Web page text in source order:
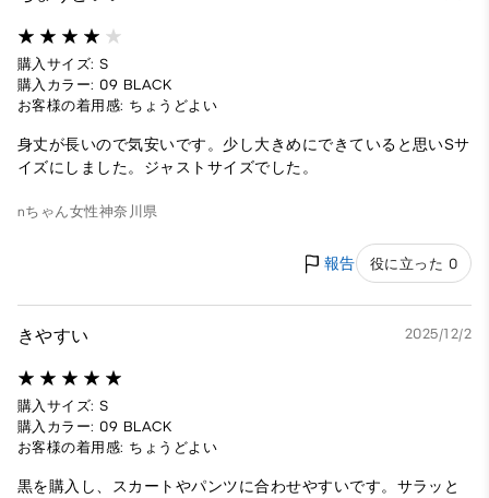
購入サイズ: S
購入カラー: 09 BLACK
お客様の着用感: ちょうどよい
身丈が長いので気安いです。少し大きめにできていると思いSサ
イズにしました。ジャストサイズでした。
nちゃん女性神奈川県
報告 役に立った 0
きやすい 2025/12/2
購入サイズ: S
購入カラー: 09 BLACK
お客様の着用感: ちょうどよい
黒を購入し、スカートやパンツに合わせやすいです。サラッと